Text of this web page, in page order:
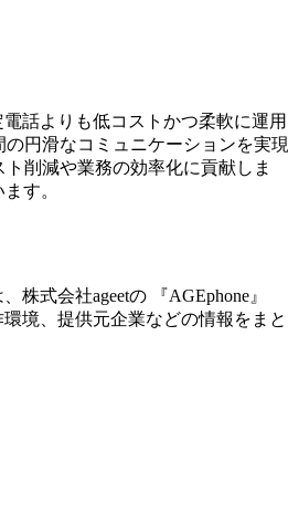
話よりも低コストかつ柔軟に運用
円滑なコミュニケーションを実現
削減や業務の効率化に貢献しま
す。
株式会社ageetの 『AGEphone 』
境、提供元企業などの情報をまと